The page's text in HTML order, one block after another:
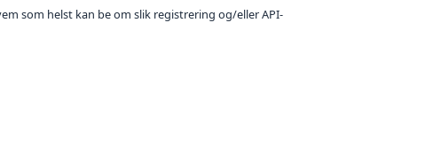
som helst kan be om slik registrering og/eller API-